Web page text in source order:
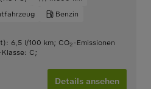
Benzin
6,5 l/100 km; CO2-Emissionen
C;
Details ansehen